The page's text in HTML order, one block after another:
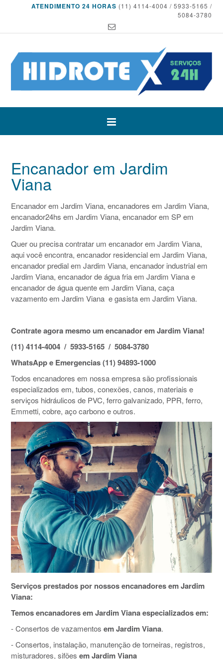
ATENDIMENTO 24 HORAS (11) 4114-4004 / 5933-5165 /
5084-3780
Encanador em Jardim
Viana
Encanador em Jardim Viana, encanadores em Jardim Viana,
encanador24hs em Jardim Viana, encanador em SP em
Jardim Viana.
Quer ou precisa contratar um encanador em Jardim Viana,
aqui você encontra, encanador residencial em Jardim Viana,
encanador predial em Jardim Viana, encanador industrial em
Jardim Viana, encanador de água fria em Jardim Viana e
encanador de água quente em Jardim Viana, caça
vazamento em Jardim Viana e gasista em Jardim Viana.
Contrate agora mesmo um encanador em Jardim Viana!
(11) 4114-4004 / 5933-5165 / 5084-3780
WhatsApp e Emergencias (11) 94893-1000
Todos encanadores em nossa empresa são profissionais
especializados em, tubos, conexões, canos, materiais e
serviços hidráulicos de PVC, ferro galvanizado, PPR, ferro,
Emmetti, cobre, aço carbono e outros.
Serviços prestados por nossos encanadores em Jardim
Viana:
Temos encanadores em Jardim Viana especializados em:
- Consertos de vazamentos em Jardim Viana.
- Consertos, instalação, manutenção de torneiras, registros,
misturadores, sifões em Jardim Viana